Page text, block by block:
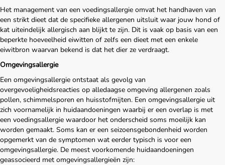
Het management van een voedingsallergie omvat het handhaven van
een strikt dieet dat de specifieke allergenen uitsluit waar jouw hond of
kat uiteindelijk allergisch aan blijkt te zijn. Dit is vaak op basis van een
beperkte hoeveelheid eiwitten of zelfs een dieet met een enkele
eiwitbron waarvan bekend is dat het dier ze verdraagt.
Omgevingsallergie
Een omgevingsallergie ontstaat als gevolg van
overgevoeligheidsreacties op alledaagse omgeving allergenen zoals
pollen, schimmelsporen en huisstofmijten. Een omgevingsallergie uit
zich voornamelijk in huidaandoeningen waarbij er een overlap is met
een voedingsallergie waardoor het onderscheid soms moeilijk kan
worden gemaakt. Soms kan er een seizoensgebondenheid worden
opgemerkt van de symptomen wat eerder typisch is voor een
omgevingsallergie. De meest voorkomende huidaandoeningen
geassocieerd met omgevingsallergieën zijn: